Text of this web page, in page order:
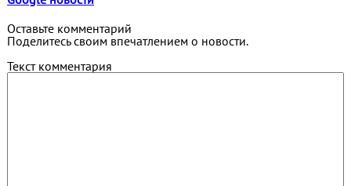
Оставьте комментарий
Поделитесь своим впечатлением о новости.
Текст комментария